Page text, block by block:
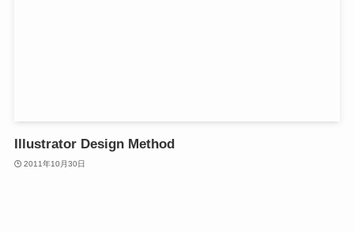
Illustrator Design Method
2011年10月30日